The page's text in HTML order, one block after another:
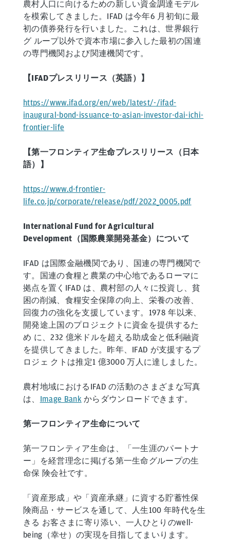
農村人口に向けるための新しい資金調達モデル
を模索してきました。IFAD は今年6 月初旬に最
初の債券発行を行いました。これは、世界銀行
グ ループ以外で資本市場に参入した最初の国連
の専門機関および関連機関です。
【IFADプレスリリース（英語）】
https://www.ifad.org/en/web/latest/-/ifad-
inaugural-bond-issuance-to-asian-investor-dai-ichi-
frontier-life
【第一フロンティア生命プレスリリース（日本
語）】
https://www.d-frontier-
life.co.jp/corporate/release/pdf/2022_0005.pdf
International Fund for Agricultural
Development（国際農業開発基金）について
IFAD は国際金融機関であり、国連の専門機関で
す。国連の食糧と農業の中心地であるローマに
拠点を置くIFAD は、農村部の人々に投資し、貧
困の削減、食糧安全保障の向上、栄養の改善、
回復力の強化を支援しています。1978 年以来、
開発途上国のプロジェクトに資金を提供するた
め に、232 億米ドルを超える助成金と低利融資
を提供してきました。昨年、IFAD が支援するプ
ロジェ クトは推定1 億3000 万人に達しました。
農村地域におけるIFAD の活動のさまざまな写真
は、 Image Bankからダウンロードできます。
第一フロンティア生命について
第一フロンティア生命は、「一生涯のパートナ
ー」を経営理念に掲げる第一生命グループの生
命保 険会社です。
「資産形成」や「資産承継」に資する貯蓄性保
険商品・サービスを通して、人生100 年時代を生
きる お客さまに寄り添い、一人ひとりのwell-
being（幸せ）の実現を目指してまいります。